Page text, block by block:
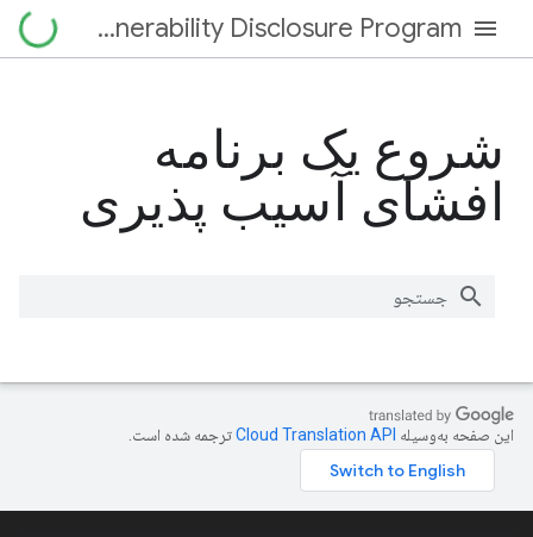
Vulnerability Disclosure Program
شروع یک برنامه
افشای آسیب پذیری
این صفحه به‌وسیله ترجمه شده است.